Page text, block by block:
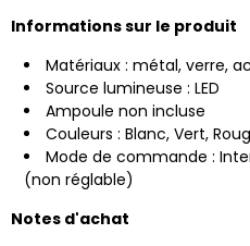
Informations sur le produit
Matériaux : métal, verre,
Source lumineuse : LED
Ampoule non incluse
Couleurs : Blanc, Vert,
Mode de commande :
(non réglable)
Notes d'achat